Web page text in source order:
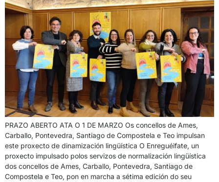
PRAZO ABERTO ATA O 1 DE MARZO Os concellos de Ames,
Carballo, Pontevedra, Santiago de Compostela e Teo impulsan
este proxecto de dinamización lingüística O Enreguéifate, un
proxecto impulsado polos servizos de normalización lingüística
dos concellos de Ames, Carballo, Pontevedra, Santiago de
Compostela e Teo, pon en marcha a sétima edición do seu